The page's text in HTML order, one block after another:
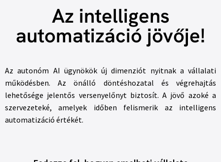
Az intelligens
automatizáció jövője!
Az autonóm AI ügynökök új dimenziót nyitnak a vállalati
működésben. Az önálló döntéshozatal és végrehajtás
lehetősége jelentős versenyelőnyt biztosít. A jövő azoké a
szervezeteké, amelyek időben felismerik az intelligens
automatizáció értékét.